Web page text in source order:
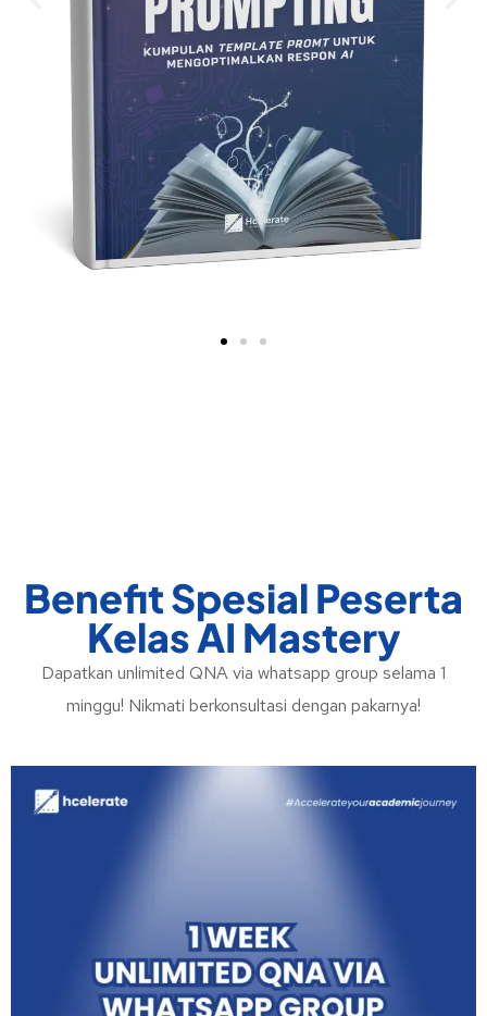
Benefit Spesial Peserta
Kelas AI Mastery
Dapatkan unlimited QNA via whatsapp group selama 1
minggu! Nikmati berkonsultasi dengan pakarnya!